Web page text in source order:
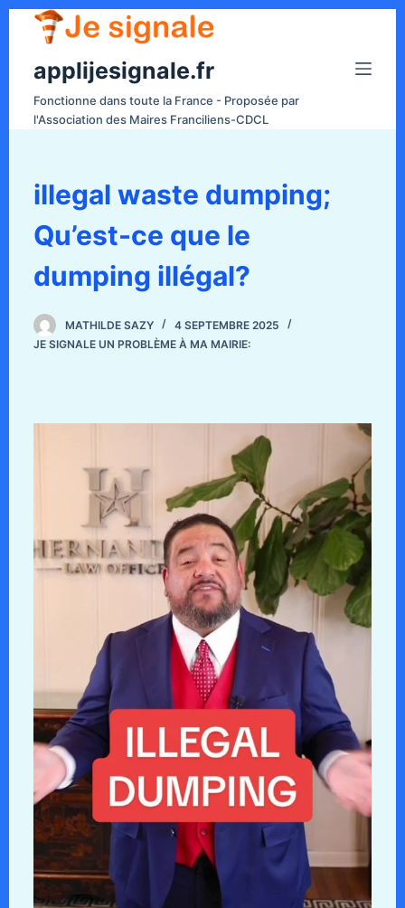
applijesignale.fr
Fonctionne dans toute la France - Proposée par
l'Association des Maires Franciliens-CDCL
illegal waste dumping;
Qu’est-ce que le
dumping illégal?
MATHILDE SAZY
4 SEPTEMBRE 2025
JE SIGNALE UN PROBLÈME À MA MAIRIE: